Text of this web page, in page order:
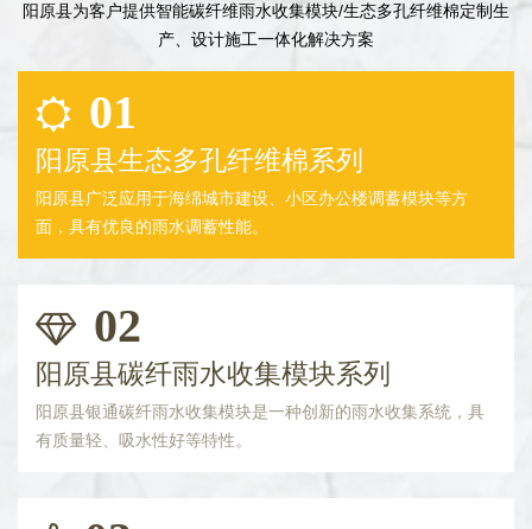
阳原县为客户提供智能碳纤维雨水收集模块/生态多孔纤维棉定制生
产、设计施工一体化解决方案
01
阳原县生态多孔纤维棉系列
阳原县广泛应用于海绵城市建设、小区办公楼调蓄模块等方
面，具有优良的雨水调蓄性能。
02
阳原县碳纤雨水收集模块系列
阳原县银通碳纤雨水收集模块是一种创新的雨水收集系统，具
有质量轻、吸水性好等特性。